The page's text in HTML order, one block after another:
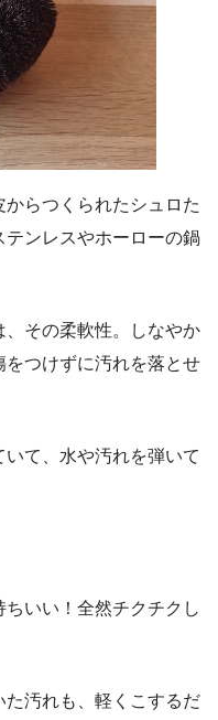
らつくられたシュロた
ンレスやホーローの鍋
その柔軟性。しなやか
つけずに汚れを落とせ
て、水や汚れを弾いて
いい！全然チクチクし
汚れも、軽くこするだ